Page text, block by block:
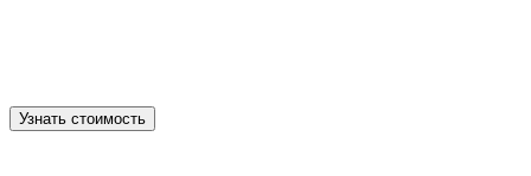
Узнать стоимость